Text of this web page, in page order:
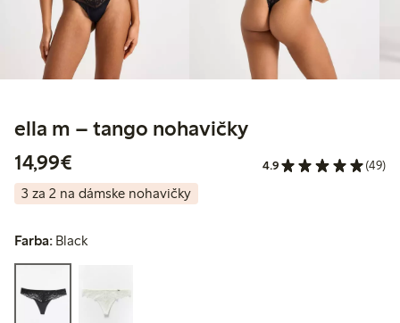
ella m – tango nohavičky
14,99€
4.9 (49)
3 za 2 na dámske nohavičky
Farba: Black